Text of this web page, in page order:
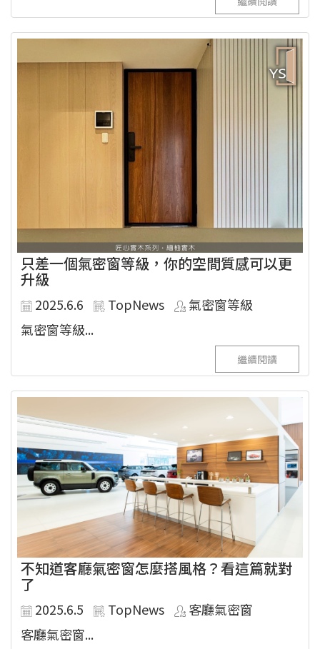
只差一個氣密窗等級，你的空間質感可以更
升級
2025.6.6 TopNews
氣密窗等級
氣密窗等級...
繼續閱讀
不知道客廳氣密窗怎麼搭風格？看這篇就對
了
2025.6.5 TopNews
客廳氣密窗
客廳氣密窗...